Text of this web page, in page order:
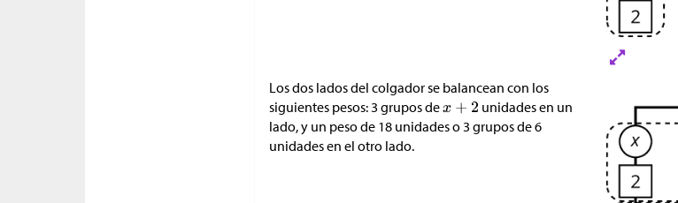
Los dos lados del colgador se balancean con los
siguientes pesos: 3 grupos de
unidades en un
lado, y un peso de 18 unidades o 3 grupos de 6
unidades en el otro lado.